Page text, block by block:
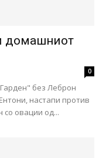
домашниот
0
без Леброн
настапи против
овации од...